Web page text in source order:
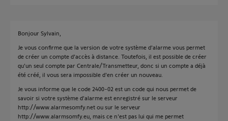
Bonjour Sylvain,
Je vous confirme que la version de votre système d'alarme vous permet
de créer un compte d'accès à distance. Toutefois, il est possible de créer
qu'un seul compte par Centrale/Transmetteur, donc si un compte a déjà
été créé, il vous sera impossible d'en créer un nouveau.
Je vous informe que le code 2400-02 est un code qui nous permet de
savoir si votre système d'alarme est enregistré sur le serveur
http://www.alarmesomfy.net ou sur le serveur
http://www.alarmsomfy.eu, mais ce n'est pas lui qui me permet